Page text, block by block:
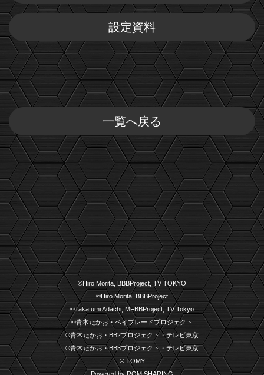
設定資料
一覧へ戻る
©Hiro Morita, BBBProject, TV TOKYO
©Hiro Morita, BBBProject
©Takafumi Adachi, MFBBProject, TV Tokyo
©青木たかお・ベイブレードプロジェクト
©青木たかお・BB2プロジェクト・テレビ東京
©青木たかお・BB3プロジェクト・テレビ東京
© TOMY